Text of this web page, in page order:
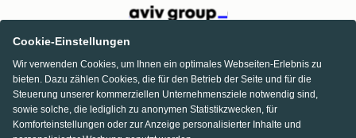
Cookie-Einstellungen
Wir verwenden Cookies, um Ihnen ein optimales Webseiten-Erlebnis zu
bieten. Dazu zählen Cookies, die für den Betrieb der Seite und für die
Steuerung unserer kommerziellen Unternehmensziele notwendig sind,
sowie solche, die lediglich zu anonymen Statistikzwecken, für
Komforteinstellungen oder zur Anzeige personalisierter Inhalte und